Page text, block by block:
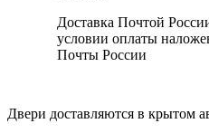
Доставка Почтой
условии оплаты
Почты России
Двери доставляются в крытом